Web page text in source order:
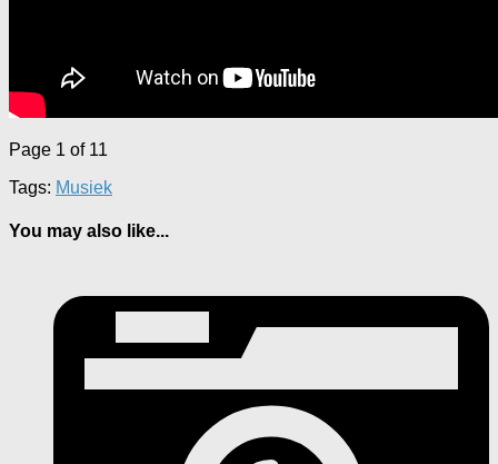
Page 1 of 11
Tags: Musiek
You may also like...